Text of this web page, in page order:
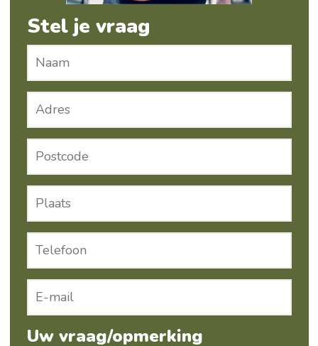
Stel je vraag
Uw vraag/opmerking